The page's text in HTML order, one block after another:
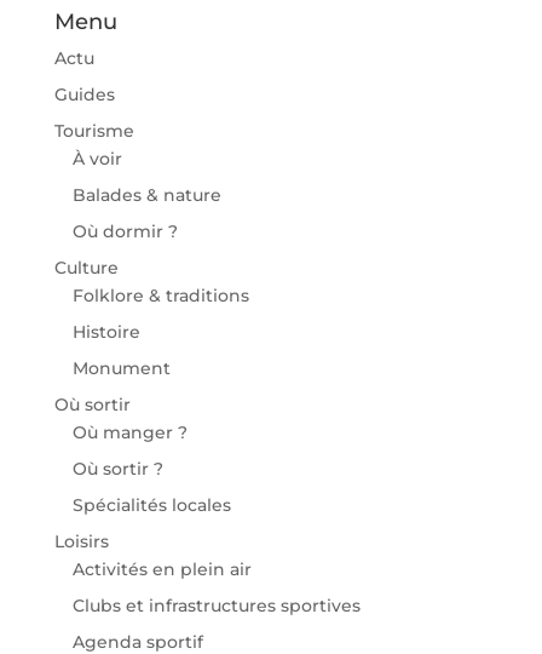
Menu
Actu
Guides
Tourisme
À voir
Balades & nature
Où dormir ?
Culture
Folklore & traditions
Histoire
Monument
Où sortir
Où manger ?
Où sortir ?
Spécialités locales
Loisirs
Activités en plein air
Clubs et infrastructures sportives
Agenda sportif